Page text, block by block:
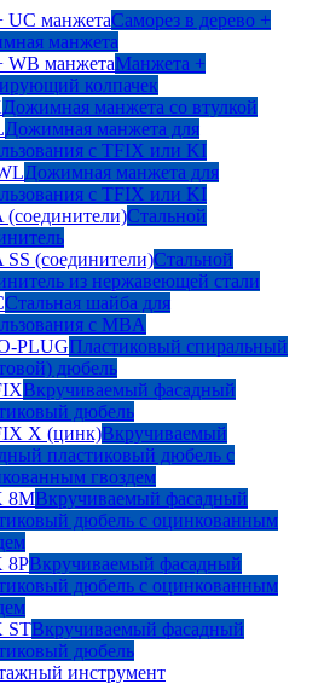
UC манжетаСаморез в дерево +
манжета
WB манжетаМанжета +
колпачек
Дожимная манжета со втулкой
Дожимная манжета для
с TFIX или KI
Дожимная манжета для
с TFIX или KI
(соединители)Стальной
(соединители)Стальной
из нержавеющей стали
Стальная шайба для
с MBA
PLUGПластиковый спиральный
дюбель
Вкручиваемый фасадный
дюбель
X (цинк)Вкручиваемый
пластиковый дюбель с
гвоздем
8MВкручиваемый фасадный
дюбель с оцинкованным
8PВкручиваемый фасадный
дюбель с оцинкованным
STВкручиваемый фасадный
дюбель
инструмент